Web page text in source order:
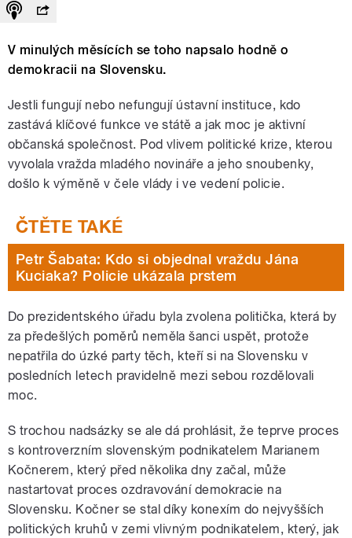
V minulých měsících se toho napsalo hodně o
demokracii na Slovensku.
Jestli fungují nebo nefungují ústavní instituce, kdo
zastává klíčové funkce ve státě a jak moc je aktivní
občanská společnost. Pod vlivem politické krize, kterou
vyvolala vražda mladého novináře a jeho snoubenky,
došlo k výměně v čele vlády i ve vedení policie.
Petr Šabata: Kdo si objednal vraždu Jána
Kuciaka? Policie ukázala prstem
Do prezidentského úřadu byla zvolena politička, která by
za předešlých poměrů neměla šanci uspět, protože
nepatřila do úzké party těch, kteří si na Slovensku v
posledních letech pravidelně mezi sebou rozdělovali
moc.
S trochou nadsázky se ale dá prohlásit, že teprve proces
s kontroverzním slovenským podnikatelem Marianem
Kočnerem, který před několika dny začal, může
nastartovat proces ozdravování demokracie na
Slovensku. Kočner se stal díky konexím do nejvyšších
politických kruhů v zemi vlivným podnikatelem, který, jak